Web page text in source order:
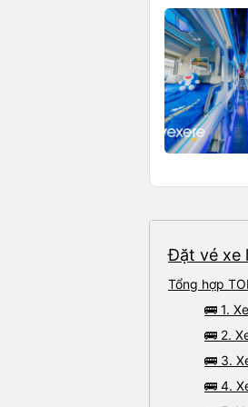
Đặt vé xe
Tổng hợp
🚌 1.
🚌 2.
🚌 3.
🚌 4.